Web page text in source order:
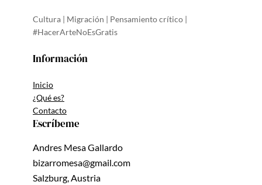
Cultura | Migración | Pensamiento crítico |
#HacerArteNoEsGratis
Información
Inicio
¿Qué es?
Contacto
Escríbeme
Andres Mesa Gallardo
bizarromesa@gmail.com
Salzburg, Austria